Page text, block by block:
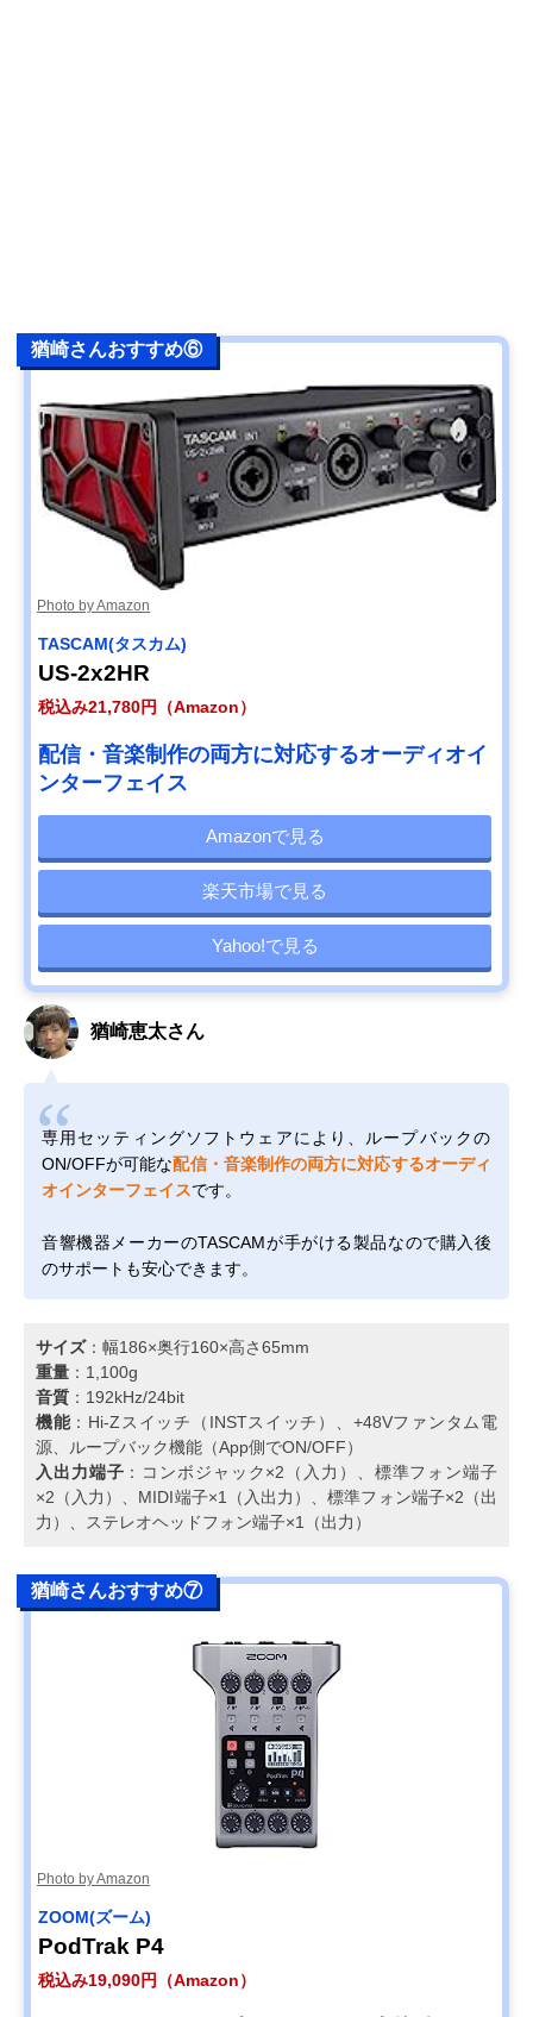
猶崎さんおすすめ⑥
Photo by Amazon
TASCAM(タスカム)
US-2x2HR
税込み21,780円（Amazon）
配信・音楽制作の両方に対応するオーディオイ
ンターフェイス
Amazonで見る
楽天市場で見る
Yahoo!で見る
猶崎恵太さん
専用セッティングソフトウェアにより、ループバックの
ON/OFFが可能な配信・音楽制作の両方に対応するオーディ
オインターフェイスです。
音響機器メーカーのTASCAMが手がける製品なので購入後
のサポートも安心できます。
サイズ：幅186×奥行160×高さ65mm
重量 ：1,100g
音質 ：192kHz/24bit
機能：Hi-Zスイッチ（INSTスイッチ）、+48Vファンタム電
源、ループバック機能（App側でON/OFF）
入出力端子 ：コンボジャック×2（入力）、標準フォン端子
×2（入力）、MIDI端子×1（入出力）、標準フォン端子×2（出
力）、ステレオヘッドフォン端子×1（出力）
猶崎さんおすすめ⑦
Photo by Amazon
ZOOM(ズーム)
PodTrak P4
税込み19,090円（Amazon）